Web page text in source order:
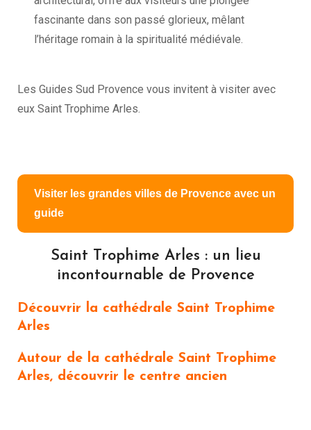
fascinante dans son passé glorieux, mêlant
l’héritage romain à la spiritualité médiévale.
Les Guides Sud Provence vous invitent à visiter avec
eux Saint Trophime Arles.
Visiter les grandes villes de Provence avec un
guide
Saint Trophime Arles : un lieu
incontournable de Provence
Découvrir la cathédrale Saint Trophime
Arles
Autour de la cathédrale Saint Trophime
Arles, découvrir le centre ancien